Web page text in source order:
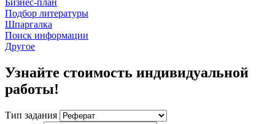
Бизнес-план
Подбор литературы
Шпаргалка
Поиск информации
Другое
Узнайте стоимость индивидуальной
работы!
Тип задания